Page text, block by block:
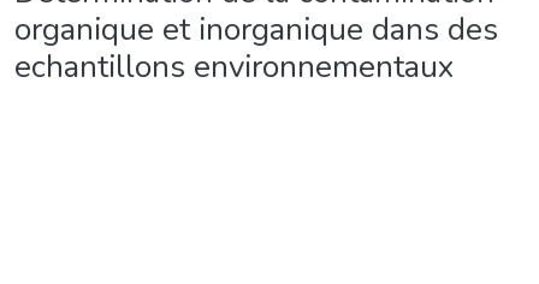
organique et inorganique dans des
echantillons environnementaux